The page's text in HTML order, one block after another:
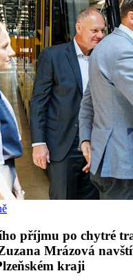
příjmu po chytré
Mrázová
kraji